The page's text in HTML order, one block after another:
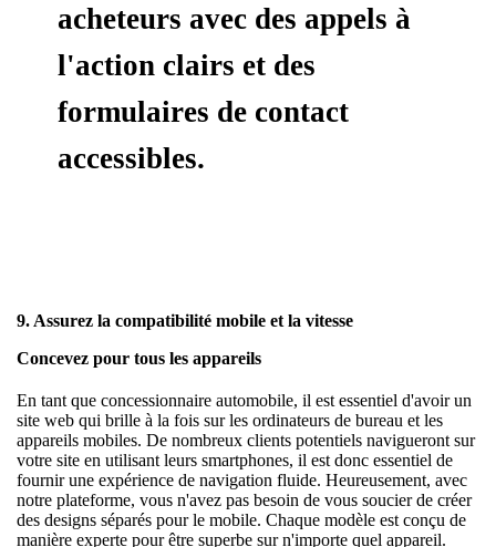
acheteurs avec des appels à
l'action clairs et des
formulaires de contact
accessibles.
9. Assurez la compatibilité mobile et la vitesse
Concevez pour tous les appareils
En tant que concessionnaire automobile, il est essentiel d'avoir un
site web qui brille à la fois sur les ordinateurs de bureau et les
appareils mobiles. De nombreux clients potentiels navigueront sur
votre site en utilisant leurs smartphones, il est donc essentiel de
fournir une expérience de navigation fluide. Heureusement, avec
notre plateforme, vous n'avez pas besoin de vous soucier de créer
des designs séparés pour le mobile. Chaque modèle est conçu de
manière experte pour être superbe sur n'importe quel appareil.